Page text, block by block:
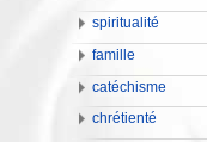
spiritualité
famille
catéchisme
chrétienté